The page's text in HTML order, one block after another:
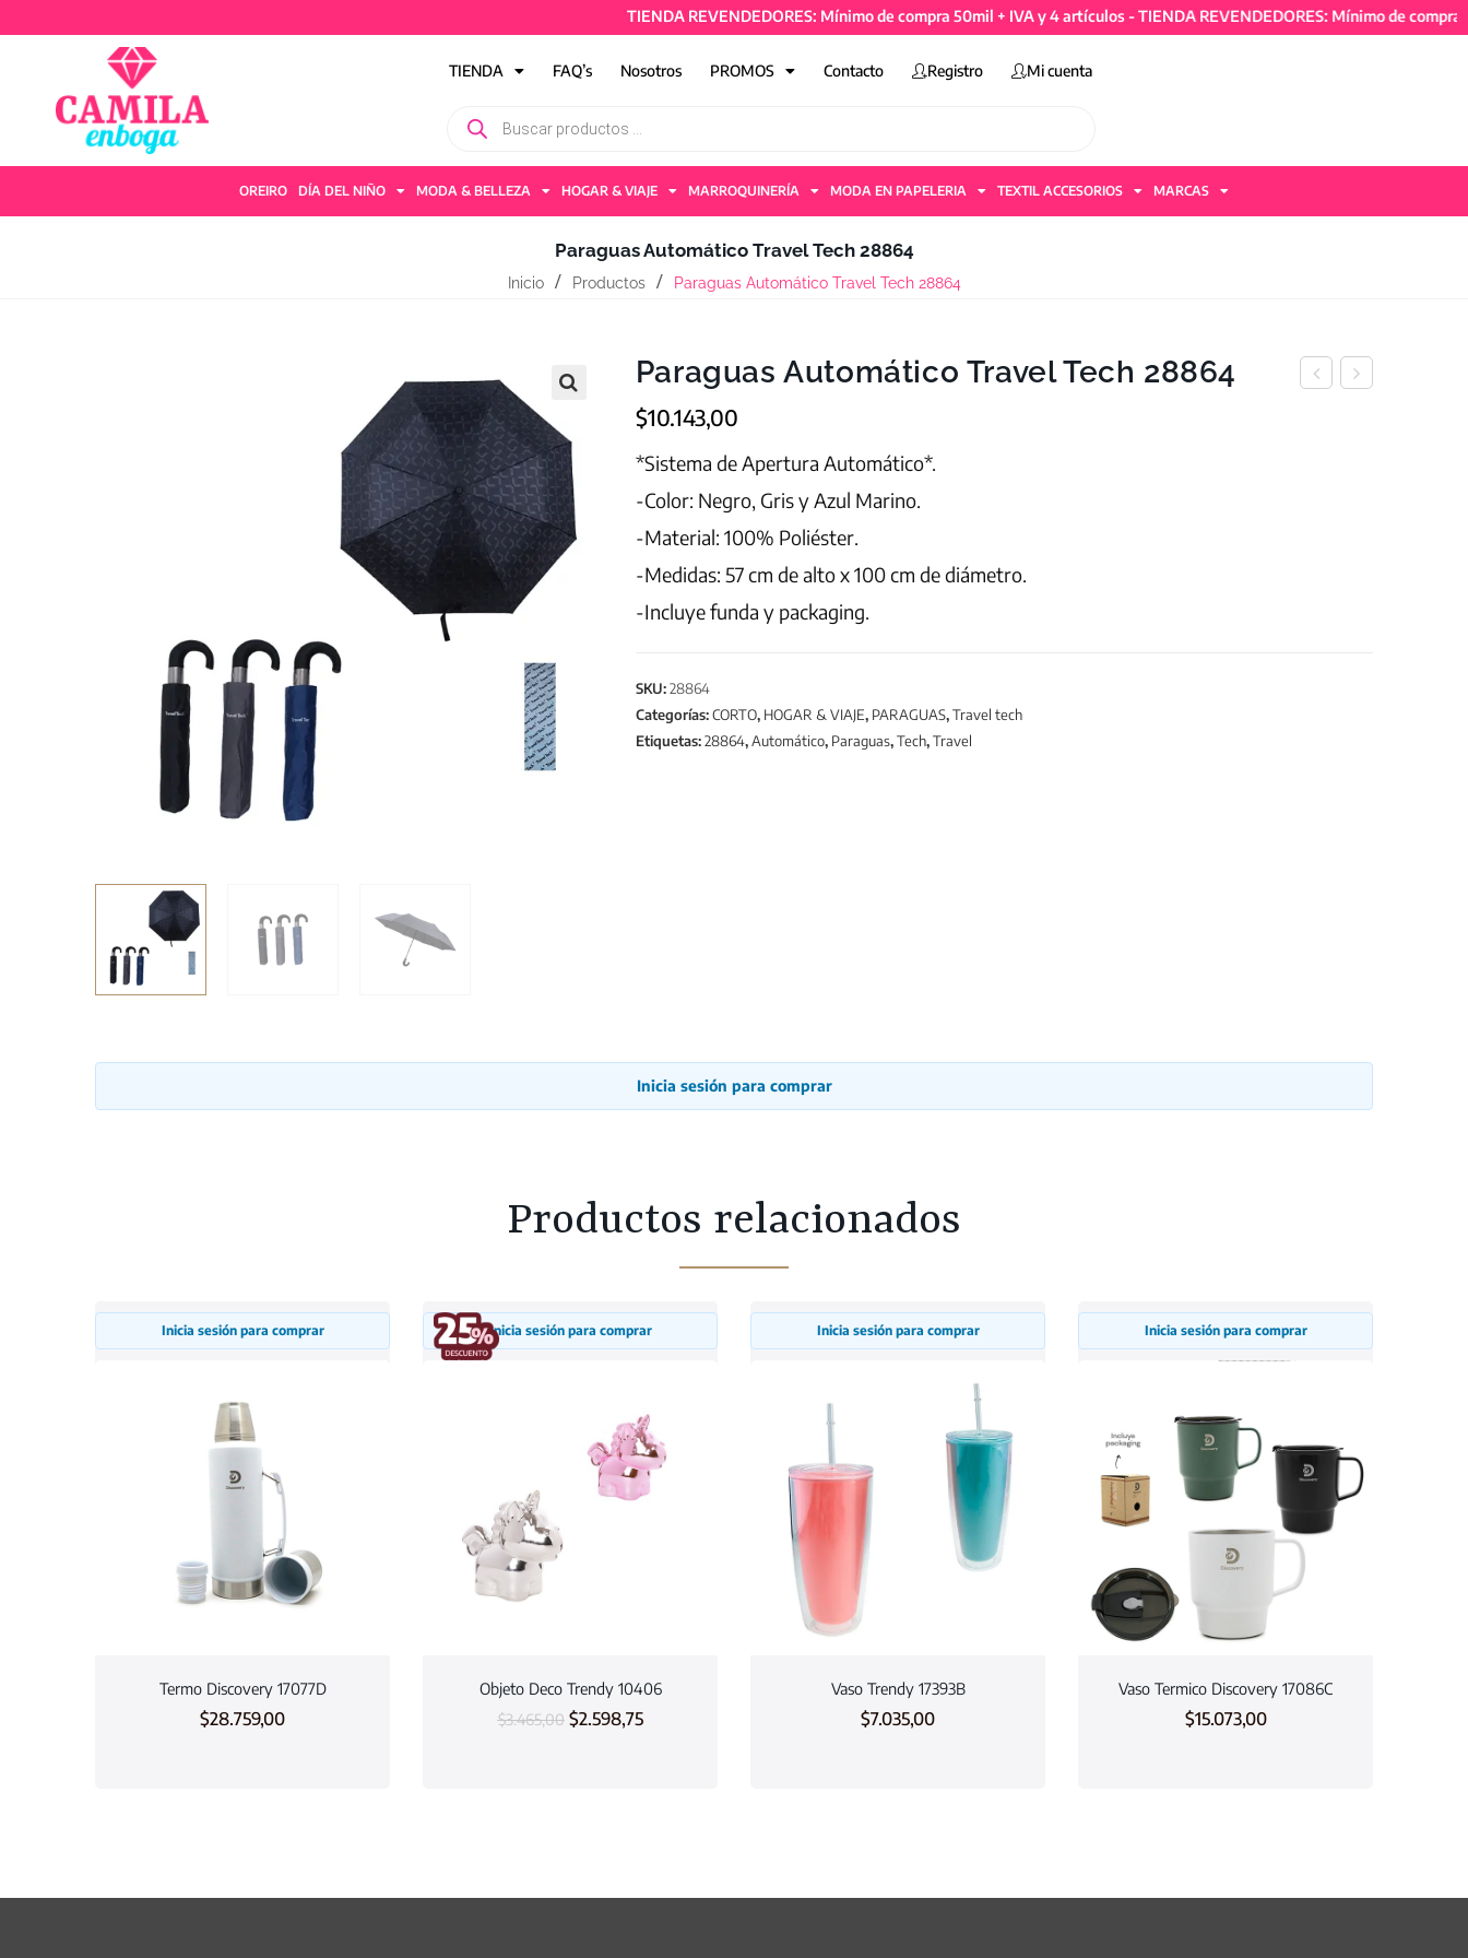
TIENDA REVENDEDORES: Mínimo de compra 50mil + IVA y 4 artículos - TIENDA REVENDEDORES: Mínimo de compra
TIENDA FAQ’s Nosotros PROMOS Contacto Registro Mi cuenta
OREIRO DÍA DEL NIÑO MODA & BELLEZA HOGAR & VIAJE MARROQUINERÍA MODA EN PAPELERIA TEXTIL ACCESORIOS MARCAS
Paraguas Automático Travel Tech 28864
Inicio Productos Paraguas Automático Travel Tech 28864
Paraguas Automático Travel Tech 28864
$10.143,00
*Sistema de Apertura Automático*.
-Color: Negro, Gris y Azul Marino.
-Material: 100% Poliéster.
-Medidas: 57 cm de alto x 100 cm de diámetro.
-Incluye funda y packaging.
SKU:28864
Categorías:CORTO, HOGAR & VIAJE, PARAGUAS,Travel tech
Etiquetas:28864,Automático, Paraguas,Tech,Travel
Inicia sesión para comprar
Productos relacionados
Inicia sesión para comprar
Termo Discovery 17077D
$28.759,00
Inicia sesión para comprar
Objeto Deco Trendy 10406
$3.465,00 $2.598,75
Inicia sesión para comprar
Vaso Trendy 17393B
$7.035,00
Inicia sesión para comprar
Vaso Termico Discovery 17086C
$15.073,00